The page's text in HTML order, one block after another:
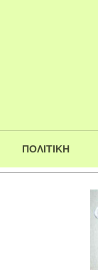
ΠΟΛΙΤΙΚΗ